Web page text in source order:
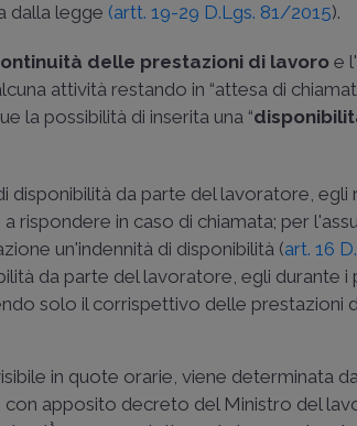
dalla legge (artt. 19-29 D.Lgs. 81/2015).
delle prestazioni di lavoroe
attività restando in “attesa di
la possibilità di inserita una “
da parte del lavoratore, egli
rispondere in caso di chiamata; per
un'indennità di disponibilità (art. 16
da parte del lavoratore, egli durante i
solo il corrispettivo delle prestazioni
in quote orarie, viene determinata
apposito decreto del Ministro del